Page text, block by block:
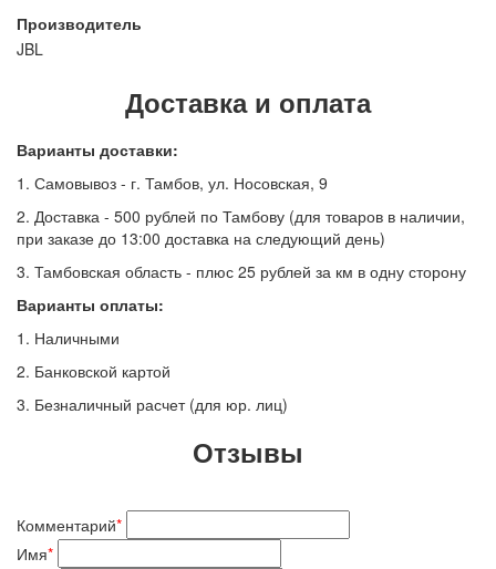
Производитель
JBL
Доставка и оплата
Варианты доставки:
1. Самовывоз - г. Тамбов, ул. Носовская, 9
2. Доставка - 500 рублей по Тамбову (для товаров в наличии,
при заказе до 13:00 доставка на следующий день)
3. Тамбовская область - плюс 25 рублей за км в одну сторону
Варианты оплаты:
1. Наличными
2. Банковской картой
3. Безналичный расчет (для юр. лиц)
Отзывы
Комментарий*
Имя*